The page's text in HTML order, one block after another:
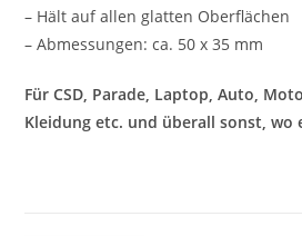
– Hält auf allen glatten Oberflächen
– Abmessungen: ca. 50 x 35 mm
Für CSD, Parade, Laptop, Auto,
Kleidung etc. und überall sonst, wo